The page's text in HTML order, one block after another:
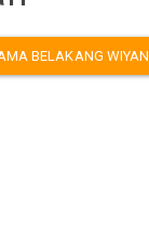
BELAKANG WIYAN